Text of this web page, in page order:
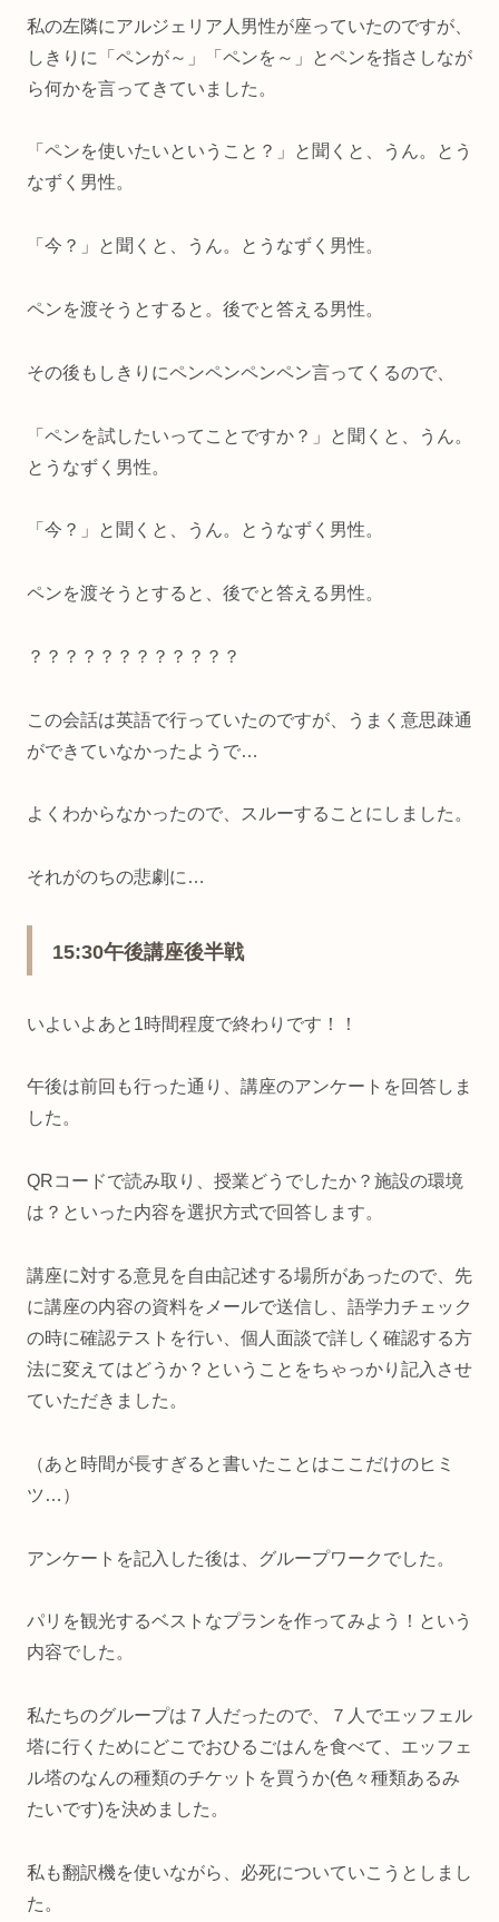
私の左隣にアルジェリア人男性が座っていたのですが、
しきりに「ペンが～」「ペンを～」とペンを指さしなが
ら何かを言ってきていました。
「ペンを使いたいということ？」と聞くと、うん。とう
なずく男性。
「今？」と聞くと、うん。とうなずく男性。
ペンを渡そうとすると。後でと答える男性。
その後もしきりにペンペンペンペン言ってくるので、
「ペンを試したいってことですか？」と聞くと、うん。
とうなずく男性。
「今？」と聞くと、うん。とうなずく男性。
ペンを渡そうとすると、後でと答える男性。
？？？？？？？？？？？？
この会話は英語で行っていたのですが、うまく意思疎通
ができていなかったようで…
よくわからなかったので、スルーすることにしました。
それがのちの悲劇に…
15:30午後講座後半戦
いよいよあと1時間程度で終わりです！！
午後は前回も行った通り、講座のアンケートを回答しま
した。
QRコードで読み取り、授業どうでしたか？施設の環境
は？といった内容を選択方式で回答します。
講座に対する意見を自由記述する場所があったので、先
に講座の内容の資料をメールで送信し、語学力チェック
の時に確認テストを行い、個人面談で詳しく確認する方
法に変えてはどうか？ということをちゃっかり記入させ
ていただきました。
（あと時間が長すぎると書いたことはここだけのヒミ
ツ…）
アンケートを記入した後は、グループワークでした。
パリを観光するベストなプランを作ってみよう！という
内容でした。
私たちのグループは７人だったので、７人でエッフェル
塔に行くためにどこでおひるごはんを食べて、エッフェ
ル塔のなんの種類のチケットを買うか(色々種類あるみ
たいです)を決めました。
私も翻訳機を使いながら、必死についていこうとしまし
た。